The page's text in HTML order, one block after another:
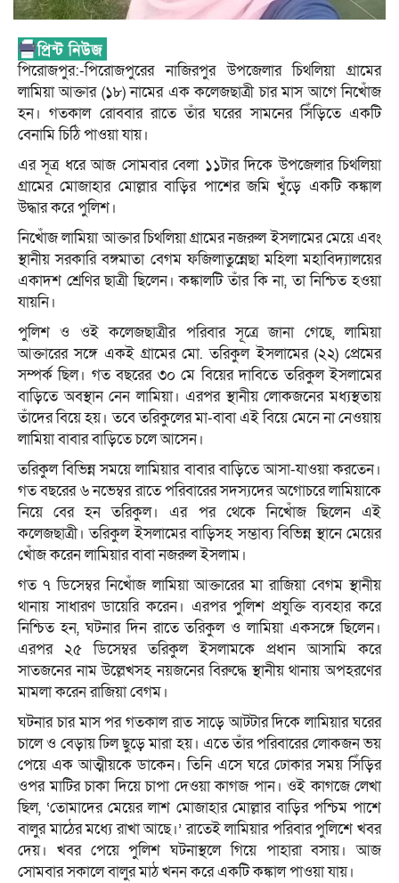
পিরোজপুর:-পিরোজপুরের নাজিরপুর উপজেলার চিথলিয়া গ্রামের
লামিয়া আক্তার (১৮) নামের এক কলেজছাত্রী চার মাস আগে নিখোঁজ
হন। গতকাল রোববার রাতে তাঁর ঘরের সামনের সিঁড়িতে একটি
বেনামি চিঠি পাওয়া যায়।
এর সূত্র ধরে আজ সোমবার বেলা ১১টার দিকে উপজেলার চিথলিয়া
গ্রামের মোজাহার মোল্লার বাড়ির পাশের জমি খুঁড়ে একটি কঙ্কাল
উদ্ধার করে পুলিশ।
নিখোঁজ লামিয়া আক্তার চিথলিয়া গ্রামের নজরুল ইসলামের মেয়ে এবং
স্থানীয় সরকারি বঙ্গমাতা বেগম ফজিলাতুন্নেছা মহিলা মহাবিদ্যালয়ের
একাদশ শ্রেণির ছাত্রী ছিলেন। কঙ্কালটি তাঁর কি না, তা নিশ্চিত হওয়া
যায়নি।
পুলিশ ও ওই কলেজছাত্রীর পরিবার সূত্রে জানা গেছে, লামিয়া
আক্তারের সঙ্গে একই গ্রামের মো. তরিকুল ইসলামের (২২) প্রেমের
সম্পর্ক ছিল। গত বছরের ৩০ মে বিয়ের দাবিতে তরিকুল ইসলামের
বাড়িতে অবস্থান নেন লামিয়া। এরপর স্থানীয় লোকজনের মধ্যস্থতায়
তাঁদের বিয়ে হয়। তবে তরিকুলের মা-বাবা এই বিয়ে মেনে না নেওয়ায়
লামিয়া বাবার বাড়িতে চলে আসেন।
তরিকুল বিভিন্ন সময়ে লামিয়ার বাবার বাড়িতে আসা-যাওয়া করতেন।
গত বছরের ৬ নভেম্বর রাতে পরিবারের সদস্যদের অগোচরে লামিয়াকে
নিয়ে বের হন তরিকুল। এর পর থেকে নিখোঁজ ছিলেন এই
কলেজছাত্রী। তরিকুল ইসলামের বাড়িসহ সম্ভাব্য বিভিন্ন স্থানে মেয়ের
খোঁজ করেন লামিয়ার বাবা নজরুল ইসলাম।
গত ৭ ডিসেম্বর নিখোঁজ লামিয়া আক্তারের মা রাজিয়া বেগম স্থানীয়
থানায় সাধারণ ডায়েরি করেন। এরপর পুলিশ প্রযুক্তি ব্যবহার করে
নিশ্চিত হন, ঘটনার দিন রাতে তরিকুল ও লামিয়া একসঙ্গে ছিলেন।
এরপর ২৫ ডিসেম্বর তরিকুল ইসলামকে প্রধান আসামি করে
সাতজনের নাম উল্লেখসহ নয়জনের বিরুদ্ধে স্থানীয় থানায় অপহরণের
মামলা করেন রাজিয়া বেগম।
ঘটনার চার মাস পর গতকাল রাত সাড়ে আটটার দিকে লামিয়ার ঘরের
চালে ও বেড়ায় ঢিল ছুড়ে মারা হয়। এতে তাঁর পরিবারের লোকজন ভয়
পেয়ে এক আত্মীয়কে ডাকেন। তিনি এসে ঘরে ঢোকার সময় সিঁড়ির
ওপর মাটির চাকা দিয়ে চাপা দেওয়া কাগজ পান। ওই কাগজে লেখা
ছিল, ‘তোমাদের মেয়ের লাশ মোজাহার মোল্লার বাড়ির পশ্চিম পাশে
বালুর মাঠের মধ্যে রাখা আছে।’ রাতেই লামিয়ার পরিবার পুলিশে খবর
দেয়। খবর পেয়ে পুলিশ ঘটনাস্থলে গিয়ে পাহারা বসায়। আজ
সোমবার সকালে বালুর মাঠ খনন করে একটি কঙ্কাল পাওয়া যায়।